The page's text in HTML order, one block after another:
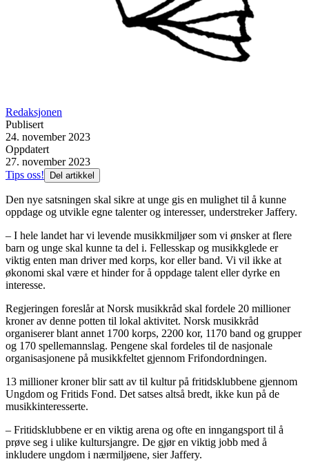
Redaksjonen
Publisert
24. november 2023
Oppdatert
27. november 2023
Tips oss!
Del artikkel
Den nye satsningen skal sikre at unge gis en mulighet til å kunne
oppdage og utvikle egne talenter og interesser, understreker Jaffery.
– I hele landet har vi levende musikkmiljøer som vi ønsker at flere
barn og unge skal kunne ta del i. Fellesskap og musikkglede er
viktig enten man driver med korps, kor eller band. Vi vil ikke at
økonomi skal være et hinder for å oppdage talent eller dyrke en
interesse.
Regjeringen foreslår at Norsk musikkråd skal fordele 20 millioner
kroner av denne potten til lokal aktivitet. Norsk musikkråd
organiserer blant annet 1700 korps, 2200 kor, 1170 band og grupper
og 170 spellemannslag. Pengene skal fordeles til de nasjonale
organisasjonene på musikkfeltet gjennom Frifondordningen.
13 millioner kroner blir satt av til kultur på fritidsklubbene gjennom
Ungdom og Fritids Fond. Det satses altså bredt, ikke kun på de
musikkinteresserte.
– Fritidsklubbene er en viktig arena og ofte en inngangsport til å
prøve seg i ulike kultursjangre. De gjør en viktig jobb med å
inkludere ungdom i nærmiljøene, sier Jaffery.